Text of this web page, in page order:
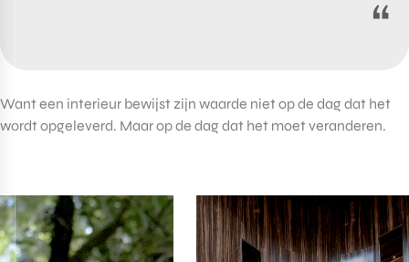
“
Want een interieur bewijst zijn waarde niet op de dag dat het
wordt opgeleverd. Maar op de dag dat het moet veranderen.